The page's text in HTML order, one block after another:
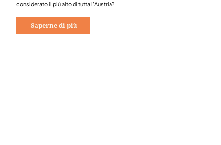
considerato il più alto di tutta l'Austria?
Saperne di più